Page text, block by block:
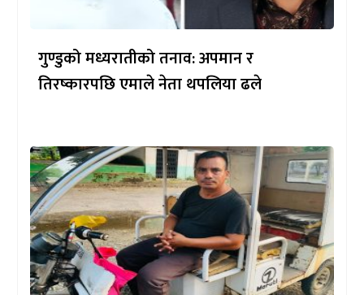
गुण्डुको मध्यरातीको तनाव: अपमान र
तिरष्कारपछि एमाले नेता थपलिया ढले